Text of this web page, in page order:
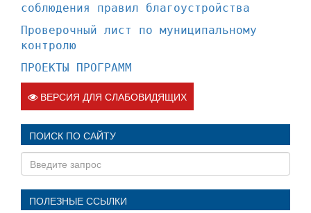
соблюдения правил благоустройства
Проверочный лист по муниципальному
контролю
ПРОЕКТЫ ПРОГРАММ
ВЕРСИЯ ДЛЯ СЛАБОВИДЯЩИХ
ПОИСК ПО САЙТУ
ПОЛЕЗНЫЕ ССЫЛКИ